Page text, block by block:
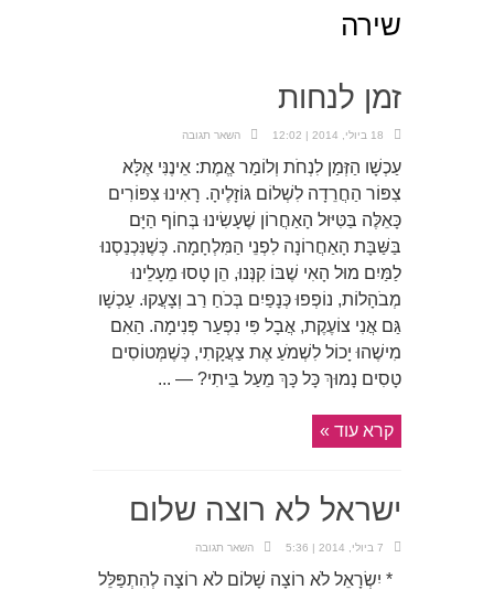
שירה
זמן לנחות
18 ביולי, 2014 | 12:02 השאר תגובה
עַכְשָׁו הַזְּמַן לִנְחֹת וְלוֹמַר אֱמֶת: אֵינֶנִּי אֶלָּא
צִפּוֹר הַחֲרֵדָה לִשְׁלוֹם גּוֹזָלֶיהָ. רָאִינוּ צִפּוֹרִים
כָּאֵלֶּה בַּטִּיּוּל הָאַחֲרוֹן שֶׁעָשִׂינוּ בְּחוֹף הַיָּם
בַּשַּׁבָּת הָאַחֲרוֹנָה לִפְנֵי הַמִּלְחָמָה. כְּשֶׁנִּכְנַסְנוּ
לַמַּיִם מוּל הָאִי שֶׁבּוֹ קִנְּנוּ, הֵן טָסוּ מֵעָלֵינוּ
מְבֹהָלוֹת, נוֹפְפוּ כְּנָפַיִם בְּכֹחַ רַב וְצָעֲקוּ. עַכְשָׁו
גַּם אֲנִי צוֹעֶקֶת, אֲבָל פִּי נִפְעַר פְּנִימָה. הַאִם
מִישֶׁהוּ יָכוֹל לִשְׁמֹעַ אֶת צַעֲקָתִי, כְּשֶׁמְּטוֹסִים
טָסִים נָמוּךְ כָּל כָּךְ מֵעַל בֵּיתִי? — ...
קרא עוד »
ישראל לא רוצה שלום
7 ביולי, 2014 | 5:36 השאר תגובה
* יִשְׂרָאֵל לֹא רוֹצָה שָׁלוֹם לֹא רוֹצָה לְהִתְפַּלֵּל